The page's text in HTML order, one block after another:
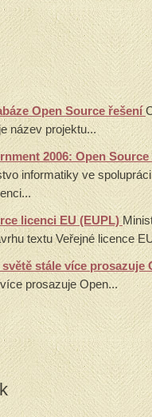
Open Source řešení
název projektu...
2006: Open
informatiky ve
licenci EU (EUPL)
textu Veřejné licence
světě stále více prosazuje
prosazuje Open...